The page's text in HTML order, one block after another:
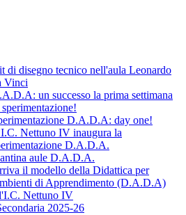
di disegno tecnico nell'aula Leonardo
Vinci
un successo la prima settimana
D.A.D.A: day one!
Nettuno IV inaugura la
D.A.D.A.
aule D.A.D.A.
il modello della Didattica per
di Apprendimento (D.A.D.A)
Nettuno IV
2025-26